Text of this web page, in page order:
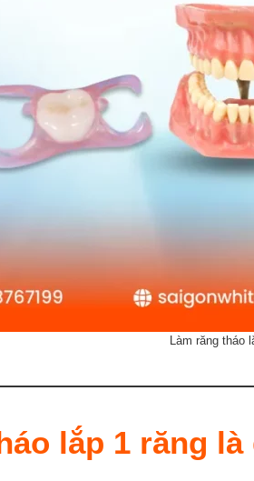
Làm răng tháo
lắp 1 răng